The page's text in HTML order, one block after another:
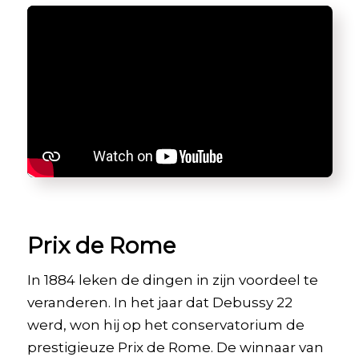
Prix de Rome
In 1884 leken de dingen in zijn voordeel te
veranderen. In het jaar dat Debussy 22
werd, won hij op het conservatorium de
prestigieuze Prix de Rome. De winnaar van